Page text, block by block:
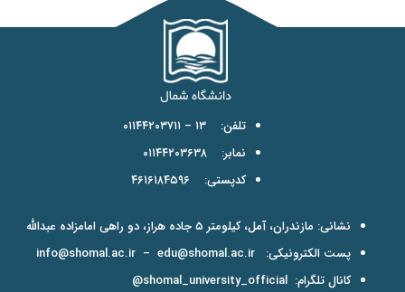
تلفن: ۱۳ – ۰۱۱۴۴۲۰۳۷۱۱
نمابر: ۰۱۱۴۴۲۰۳۶۳۸
کدپستی: ۴۶۱۶۱۸۴۵۹۶
نشانی: مازندران، آمل، کیلومتر ۵ جاده هراز، دو راهی امامزاده عبدالله
پست الکترونیکی:
info@shomal.ac.ir – edu@shomal.ac.ir
کانال تلگرام: shomal_university_official@